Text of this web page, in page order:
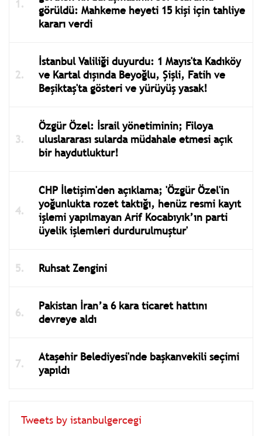
görüldü: Mahkeme heyeti 15 kişi için tahliye
kararı verdi
İstanbul Valiliği duyurdu: 1 Mayıs'ta Kadıköy
ve Kartal dışında Beyoğlu, Şişli, Fatih ve
Beşiktaş'ta gösteri ve yürüyüş yasak!
Özgür Özel: İsrail yönetiminin; Filoya
uluslararası sularda müdahale etmesi açık
bir haydutluktur!
CHP İletişim'den açıklama; 'Özgür Özel'in
yoğunlukta rozet taktığı, henüz resmi kayıt
işlemi yapılmayan Arif Kocabıyık’ın parti
üyelik işlemleri durdurulmuştur'
Ruhsat Zengini
Pakistan İran’a 6 kara ticaret hattını
devreye aldı
Ataşehir Belediyesi'nde başkanvekili seçimi
yapıldı
Tweets by istanbulgercegi